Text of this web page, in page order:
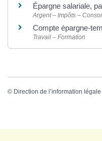
Épargne salariale,
Argent – Impôts –
Compte épargne-
Travail – Formation
© Direction de l’information